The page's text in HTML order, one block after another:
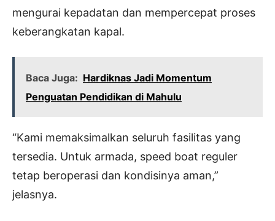
mengurai kepadatan dan mempercepat proses
keberangkatan kapal.
Baca Juga: Hardiknas Jadi Momentum
Penguatan Pendidikan di Mahulu
“Kami memaksimalkan seluruh fasilitas yang
tersedia. Untuk armada, speed boat reguler
tetap beroperasi dan kondisinya aman,”
jelasnya.